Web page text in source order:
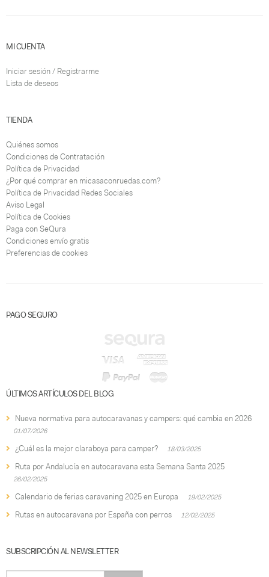
MI CUENTA
Iniciar sesión / Registrarme
Lista de deseos
TIENDA
Quiénes somos
Condiciones de Contratación
Política de Privacidad
¿Por qué comprar en micasaconruedas.com?
Política de Privacidad Redes Sociales
Aviso Legal
Política de Cookies
Paga con SeQura
Condiciones envío gratis
Preferencias de cookies
PAGO SEGURO
ÚLTIMOS ARTÍCULOS DEL BLOG
Nueva normativa para autocaravanas y campers: qué cambia en 2026
01/07/2026
¿Cuál es la mejor claraboya para camper? 18/03/2025
Ruta por Andalucía en autocaravana esta Semana Santa 2025
26/02/2025
Calendario de ferias caravaning 2025 en Europa 19/02/2025
Rutas en autocaravana por España con perros 12/02/2025
SUBSCRIPCIÓN AL NEWSLETTER